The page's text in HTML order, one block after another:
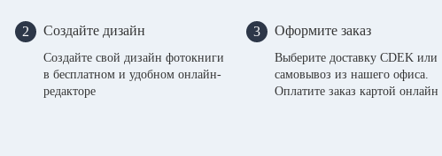
2 Создайте дизайн
Создайте свой дизайн фотокниги
в бесплатном и удобном онлайн-
редакторе
3 Оформите заказ
Выберите доставку CDEK или
самовывоз из нашего офиса.
Оплатите заказ картой онлайн